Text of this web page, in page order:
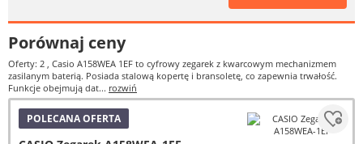
Porównaj ceny
Oferty: 2 , Casio A158WEA 1EF to cyfrowy zegarek z kwarcowym mechanizmem
zasilanym baterią. Posiada stalową kopertę i bransoletę, co zapewnia trwałość.
Funkcje obejmują dat... rozwiń
POLECANA OFERTA